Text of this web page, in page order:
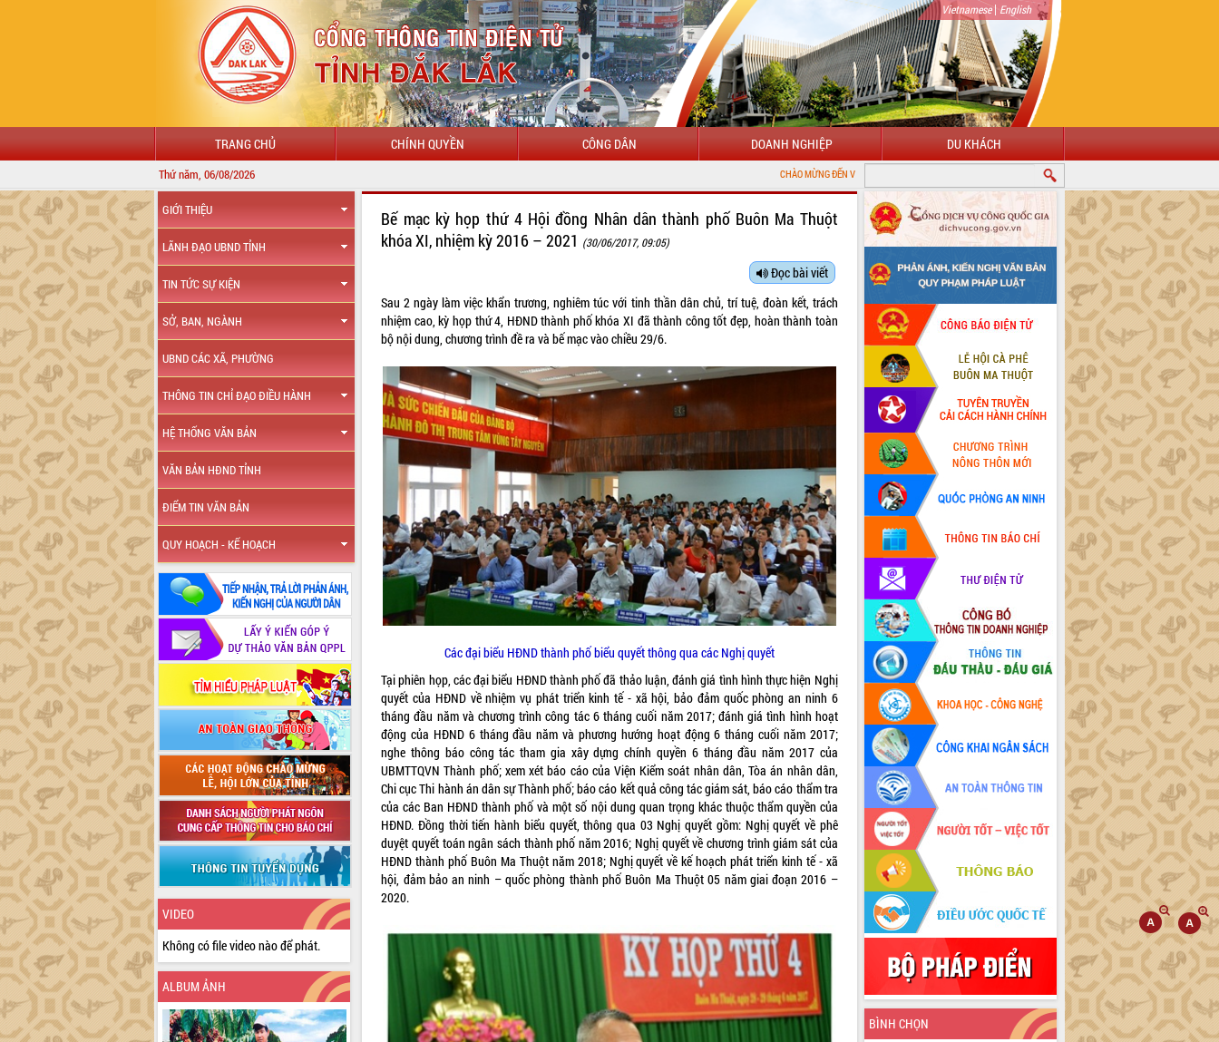
Vietnamese| English
TRANG CHỦ CHÍNH QUYỀN CÔNG DÂN DOANH NGHIỆP DU KHÁCH
Thứ năm, 06/08/2026 CHÀO MỪNG ĐẾN VỚI CỔNG THÔNG TIN ĐIỆN TỬ TỈNH ĐẮK LẮK
GIỚI THIỆU
LÃNH ĐẠO UBND TỈNH
TIN TỨC SỰ KIỆN
SỞ, BAN, NGÀNH
UBND CÁC XÃ, PHƯỜNG
THÔNG TIN CHỈ ĐẠO ĐIỀU HÀNH
HỆ THỐNG VĂN BẢN
VĂN BẢN HĐND TỈNH
ĐIỂM TIN VĂN BẢN
QUY HOẠCH - KẾ HOẠCH
VIDEO
Không có file video nào để phát.
ALBUM ẢNH
Bế mạc kỳ họp thứ 4 Hội đồng Nhân dân thành phố Buôn Ma Thuột
khóa XI, nhiệm kỳ 2016 – 2021 (30/06/2017, 09:05)
Đọc bài viết
Sau 2 ngày làm việc khẩn trương, nghiêm túc với tinh thần dân chủ, trí tuệ, đoàn kết, trách
nhiệm cao, kỳ họp thứ 4, HĐND thành phố khóa XI đã thành công tốt đẹp, hoàn thành toàn
bộ nội dung, chương trình đề ra và bế mạc vào chiều 29/6.
Các đại biểu HĐND thành phố biểu quyết thông qua các Nghị quyết
Tại phiên họp, các đại biểu HĐND thành phố đã thảo luận, đánh giá tình hình thực hiện Nghị
quyết của HĐND về nhiệm vụ phát triển kinh tế - xã hội, bảo đảm quốc phòng an ninh 6
tháng đầu năm và chương trình công tác 6 tháng cuối năm 2017; đánh giá tình hình hoạt
động của HĐND 6 tháng đầu năm và phương hướng hoạt động 6 tháng cuối năm 2017;
nghe thông báo công tác tham gia xây dựng chính quyền 6 tháng đầu năm 2017 của
UBMTTQVN Thành phố; xem xét báo cáo của Viện Kiểm soát nhân dân, Tòa án nhân dân,
Chi cục Thi hành án dân sự Thành phố; báo cáo kết quả công tác giám sát, báo cáo thẩm tra
của các Ban HĐND thành phố và một số nội dung quan trọng khác thuộc thẩm quyền của
HĐND. Đồng thời tiến hành biểu quyết, thông qua 03 Nghị quyết gồm: Nghị quyết về phê
duyệt quyết toán ngân sách thành phố năm 2016; Nghị quyết về chương trình giám sát của
HĐND thành phố Buôn Ma Thuột năm 2018; Nghị quyết về kế hoạch phát triển kinh tế - xã
hội, đảm bảo an ninh – quốc phòng thành phố Buôn Ma Thuột 05 năm giai đoạn 2016 –
2020.
BÌNH CHỌN